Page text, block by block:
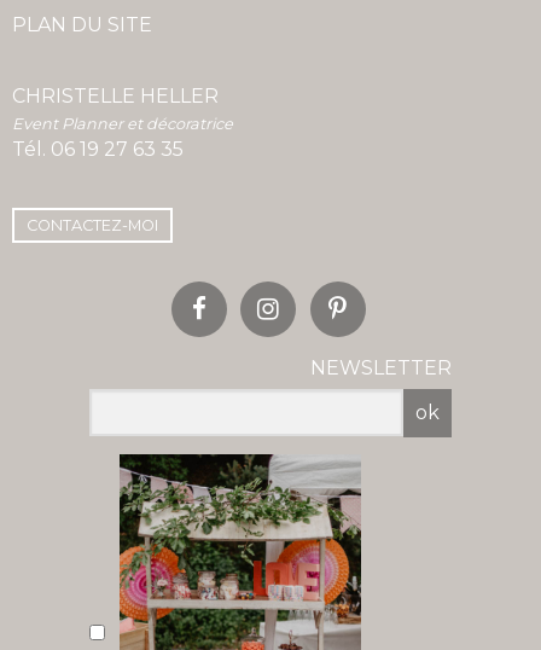
PLAN DU SITE
CHRISTELLE HELLER
Event Planner et décoratrice
Tél. 06 19 27 63 35
CONTACTEZ-MOI
NEWSLETTER
ok